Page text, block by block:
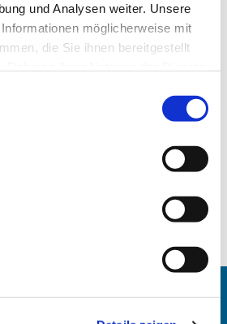
und Analysen weiter. Unsere
möglicherweise mit
die Sie ihnen bereitgestellt